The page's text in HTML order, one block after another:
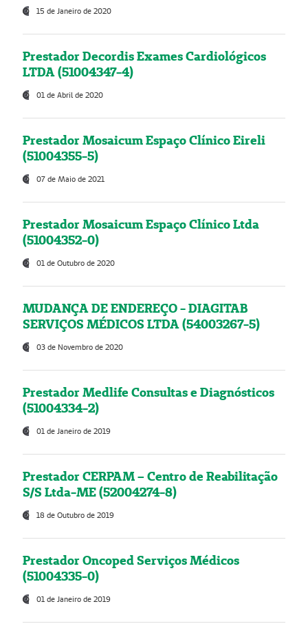
15 de Janeiro de 2020
Prestador Decordis Exames Cardiológicos
LTDA (51004347-4)
01 de Abril de 2020
Prestador Mosaicum Espaço Clínico Eireli
(51004355-5)
07 de Maio de 2021
Prestador Mosaicum Espaço Clínico Ltda
(51004352-0)
01 de Outubro de 2020
MUDANÇA DE ENDEREÇO - DIAGITAB
SERVIÇOS MÉDICOS LTDA (54003267-5)
03 de Novembro de 2020
Prestador Medlife Consultas e Diagnósticos
(51004334-2)
01 de Janeiro de 2019
Prestador CERPAM – Centro de Reabilitação
S/S Ltda-ME (52004274-8)
18 de Outubro de 2019
Prestador Oncoped Serviços Médicos
(51004335-0)
01 de Janeiro de 2019